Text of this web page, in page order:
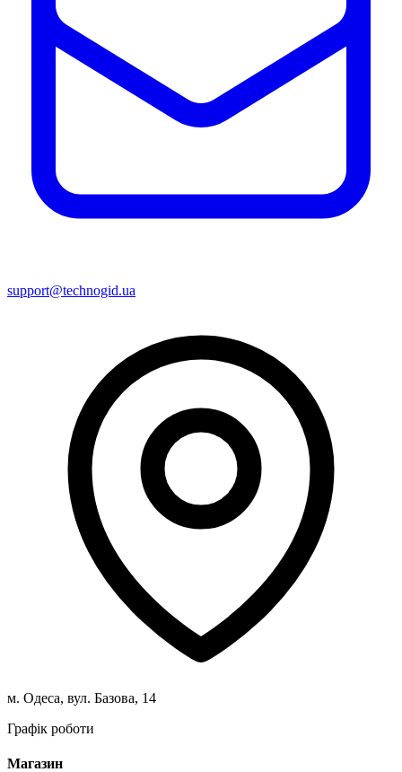
support@technogid.ua
м. Одеса, вул. Базова, 14
Графік роботи
Магазин